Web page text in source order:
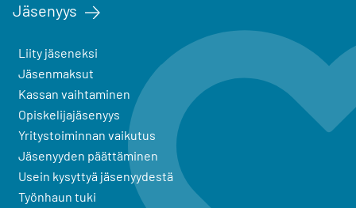
Jäsenyys
Liity jäseneksi
Jäsenmaksut
Kassan vaihtaminen
Opiskelijajäsenyys
Yritystoiminnan vaikutus
Jäsenyyden päättäminen
Usein kysyttyä jäsenyydestä
Työnhaun tuki